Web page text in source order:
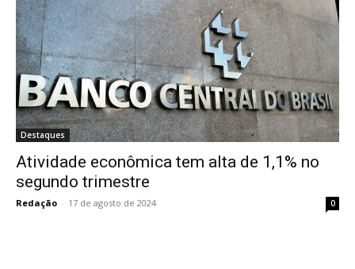
Destaques
Atividade econômica tem alta de 1,1% no
segundo trimestre
Redação - 17 de agosto de 2024 0